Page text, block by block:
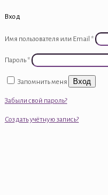
Вход
Имя пользователя или Email *
Пароль*
Запомнить меня Вход
Забыли свой пароль?
Создать учётную запись?